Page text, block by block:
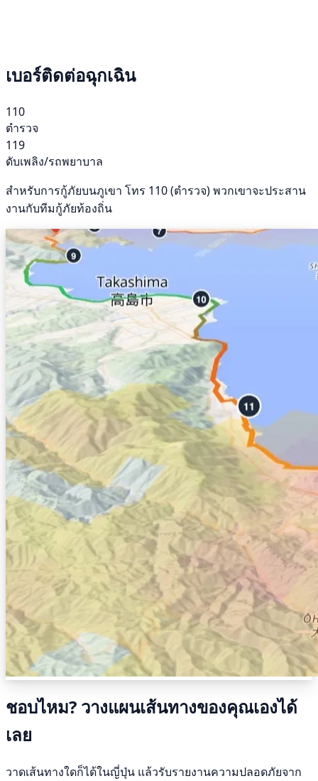
เบอร์ติดต่อฉุกเฉิน
110
ตำรวจ
119
ดับเพลิง/รถพยาบาล
สำหรับการกู้ภัยบนภูเขา โทร 110 (ตำรวจ) พวกเขาจะประสาน
งานกับทีมกู้ภัยท้องถิ่น
ชอบไหม? วางแผนเส้นทางของคุณเองได้
เลย
วาดเส้นทางใดก็ได้ในญี่ปุ่น แล้วรับรายงานความปลอดภัยจาก